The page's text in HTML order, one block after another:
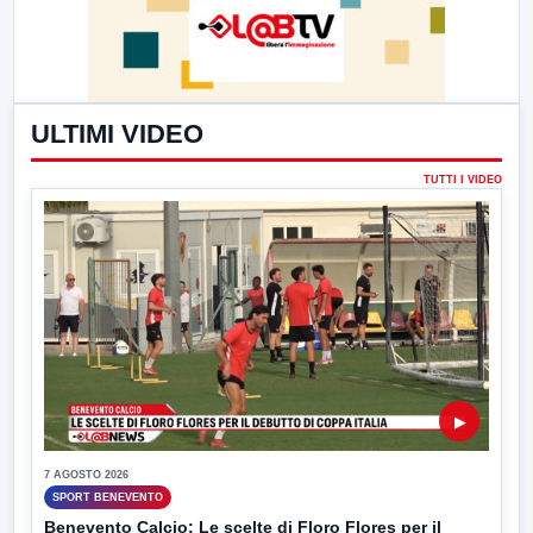
ULTIMI VIDEO
TUTTI I VIDEO
▶
7 AGOSTO 2026
SPORT BENEVENTO
Benevento Calcio: Le scelte di Floro Flores per il